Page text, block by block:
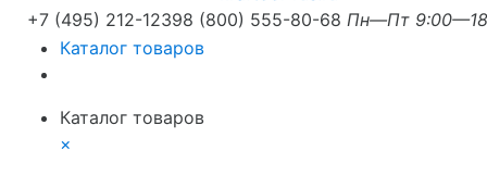
+7 (495) 212-12398 (800) 555-80-68 Пн—Пт
Каталог товаров
Каталог товаров
×